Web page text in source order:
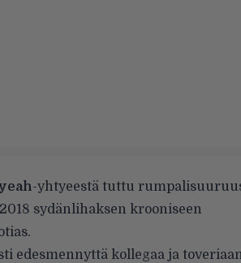
-yhtyeestä tuttu
sydänlihaksen krooniseen
edesmennyttä kollegaa ja